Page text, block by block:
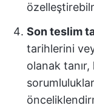
Son teslim
tarihlerini
olanak tanır,